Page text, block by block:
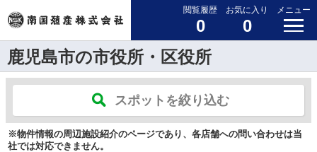
閲覧履歴
0
お気に入り
0
メニュー
鹿児島市の市役所・区役所
スポットを絞り込む
※物件情報の周辺施設紹介のページであり、各店舗への問い合わせは当
社では対応できません。